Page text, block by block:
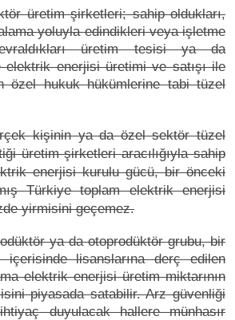
üretim şirketleri; sahip oldukları,
yoluyla edindikleri veya işletme
üretim tesisi ya da
elektrik enerjisi üretimi ve satışı ile
özel hukuk hükümlerine tabi tüzel
kişinin ya da özel sektör tüzel
üretim şirketleri aracılığıyla sahip
enerjisi kurulu gücü, bir önceki
Türkiye toplam elektrik enerjisi
yirmisini geçemez.
ya da otoprodüktör grubu, bir
içerisinde lisanslarına derç edilen
elektrik enerjisi üretim miktarının
piyasada satabilir. Arz güvenliği
ihtiyaç duyulacak hallere münhasır